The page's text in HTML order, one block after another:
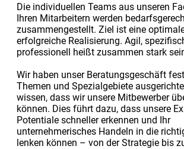
Die individuellen Teams aus unseren
Ihren Mitarbeitern werden
zusammengestellt. Ziel ist eine
erfolgreiche Realisierung. Agil,
professionell heißt zusammen stark
Wir haben unser Beratungsgeschäft
Themen und Spezialgebiete
wissen, dass wir unsere Mitbewerber
können. Dies führt dazu, dass unsere
Potentiale schneller erkennen und Ihr
unternehmerisches Handeln in die
lenken können – von der Strategie bis